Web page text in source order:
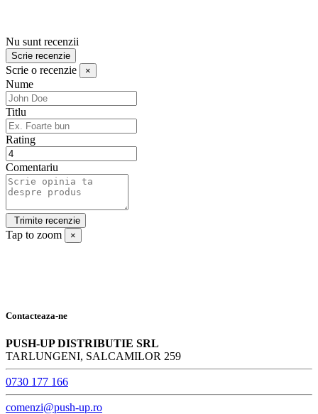
Nu sunt recenzii
Scrie recenzie
Scrie o recenzie ×
Nume
Titlu
Rating
Comentariu
Tap to zoom ×
Contacteaza-ne
PUSH-UP DISTRIBUTIE SRL
TARLUNGENI, SALCAMILOR 259
0730 177 166
comenzi@push-up.ro